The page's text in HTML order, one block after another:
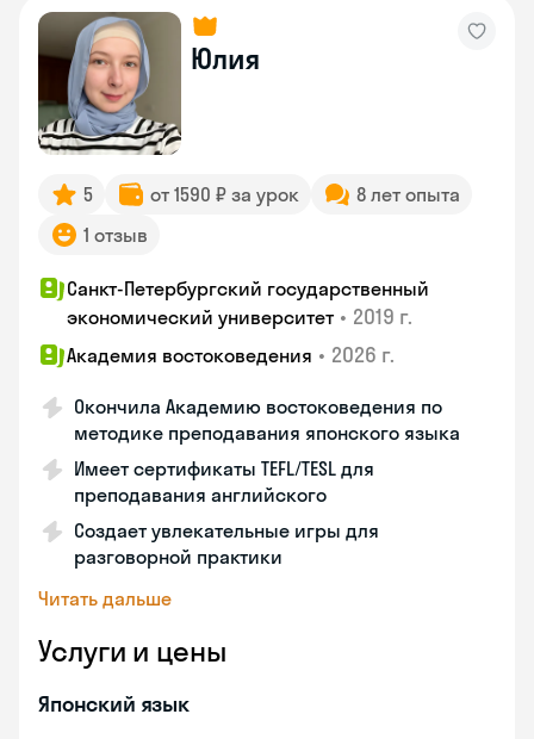
Юлия
5 от 1590 ₽ за урок
8 лет опыта
1 отзыв
Санкт-Петербургский государственный
экономический университет • 2019 г.
Академия востоковедения • 2026 г.
Окончила Академию востоковедения по
методике преподавания японского языка
Имеет сертификаты TEFL/TESL для
преподавания английского
Создает увлекательные игры для
разговорной практики
Читать дальше
Услуги и цены
Японский язык